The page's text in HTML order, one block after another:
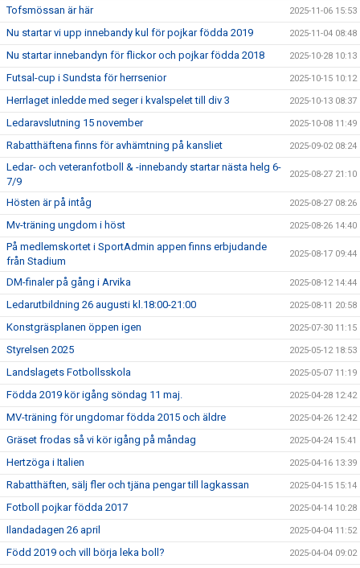
Tofsmössan är här 2025-11-06 15:53
Nu startar vi upp innebandy kul för pojkar födda 2019 2025-11-04 08:48
Nu startar innebandyn för flickor och pojkar födda 2018 2025-10-28 10:13
Futsal-cup i Sundsta för herrsenior 2025-10-15 10:12
Herrlaget inledde med seger i kvalspelet till div 3 2025-10-13 08:37
Ledaravslutning 15 november 2025-10-08 11:49
Rabatthäftena finns för avhämtning på kansliet 2025-09-02 08:24
Ledar- och veteranfotboll & -innebandy startar nästa helg 6-
7/9
2025-08-27 21:10
Hösten är på intåg 2025-08-27 08:26
Mv-träning ungdom i höst 2025-08-26 14:40
På medlemskortet i SportAdmin appen finns erbjudande
från Stadium
2025-08-17 09:44
DM-finaler på gång i Arvika 2025-08-12 14:44
Ledarutbildning 26 augusti kl.18:00-21:00 2025-08-11 20:58
Konstgräsplanen öppen igen 2025-07-30 11:15
Styrelsen 2025 2025-05-12 18:53
Landslagets Fotbollsskola 2025-05-07 11:19
Födda 2019 kör igång söndag 11 maj. 2025-04-28 12:42
MV-träning för ungdomar födda 2015 och äldre 2025-04-26 12:42
Gräset frodas så vi kör igång på måndag 2025-04-24 15:41
Hertzöga i Italien 2025-04-16 13:39
Rabatthäften, sälj fler och tjäna pengar till lagkassan 2025-04-15 15:14
Fotboll pojkar födda 2017 2025-04-14 10:28
Ilandadagen 26 april 2025-04-04 11:52
Född 2019 och vill börja leka boll? 2025-04-04 09:02